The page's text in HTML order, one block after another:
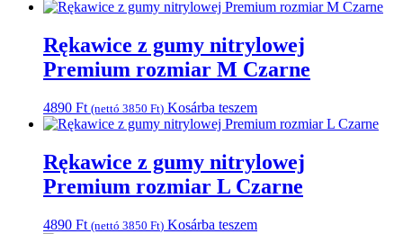
Rękawice z gumy nitrylowej
Premium rozmiar M Czarne
4890 Ft (nettó 3850 Ft) Kosárba teszem
Rękawice z gumy nitrylowej
Premium rozmiar L Czarne
4890 Ft (nettó 3850 Ft) Kosárba teszem